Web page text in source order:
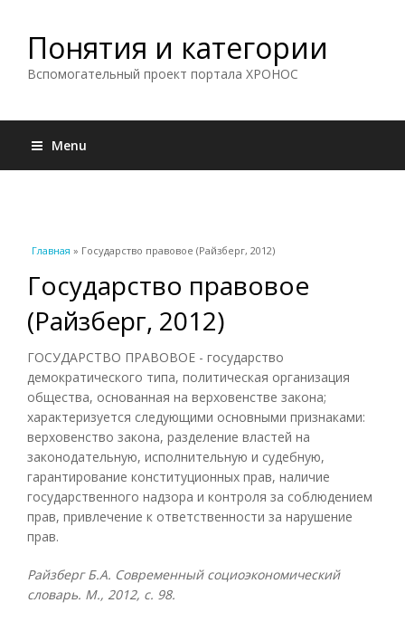
Понятия и категории
Вспомогательный проект портала ХРОНОС
Menu
Вы здесь
Главная » Государство правовое (Райзберг, 2012)
Государство правовое
(Райзберг, 2012)
ГОСУДАРСТВО ПРАВОВОЕ - государство
демократического типа, политическая организация
общества, основанная на верховенстве закона;
характеризуется следующими основными признаками:
верховенство закона, разделение властей на
законодательную, исполнительную и судебную,
гарантирование конституционных прав, наличие
государственного надзора и контроля за соблюдением
прав, привлечение к ответственности за нарушение
прав.
Райзберг Б.А. Современный социоэкономический
словарь. М., 2012, с. 98.